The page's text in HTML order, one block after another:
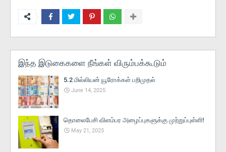
இந்த இடுகைகளை நீங்கள் விரும்பக்கூடும்
5.2 மில்லியன் யூரோக்கள் பறிமுதல்
June 14, 2025
தொலைபேசி விளம்பர அழைப்புகளுக்கு முற்றுப்புள்ளி!
May 21, 2025